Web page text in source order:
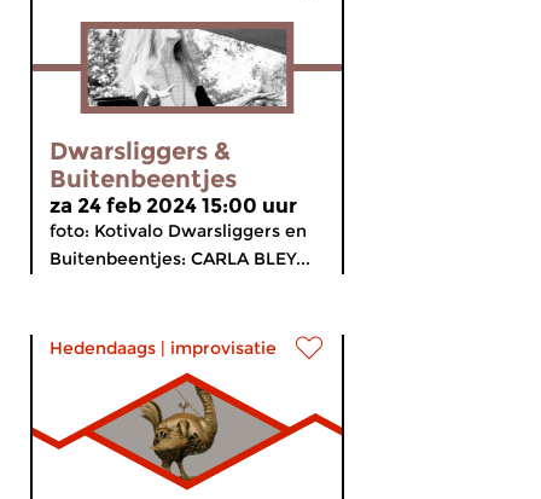
Dwarsliggers &
Buitenbeentjes
za 24 feb 2024 15:00 uur
foto: Kotivalo Dwarsliggers en
Buitenbeentjes: CARLA BLEY...
Hedendaags | improvisatie